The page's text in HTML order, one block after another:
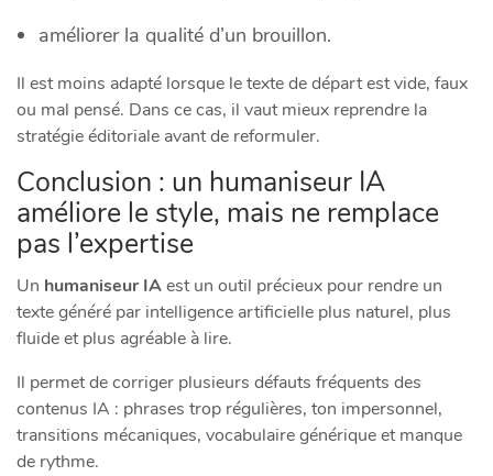
améliorer la qualité d’un brouillon.
Il est moins adapté lorsque le texte de départ est vide, faux
ou mal pensé. Dans ce cas, il vaut mieux reprendre la
stratégie éditoriale avant de reformuler.
Conclusion : un humaniseur IA
améliore le style, mais ne remplace
pas l’expertise
Un humaniseur IAest un outil précieux pour rendre un
texte généré par intelligence artificielle plus naturel, plus
fluide et plus agréable à lire.
Il permet de corriger plusieurs défauts fréquents des
contenus IA : phrases trop régulières, ton impersonnel,
transitions mécaniques, vocabulaire générique et manque
de rythme.